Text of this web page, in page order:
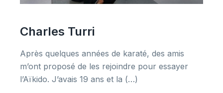
Charles Turri
Après quelques années de karaté, des amis
m’ont proposé de les rejoindre pour essayer
l’Aïkido. J’avais 19 ans et la (…)